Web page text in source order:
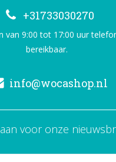
+31733030270
van 9:00 tot 17:00 uur
bereikbaar.
info@wocashop.nl
voor onze